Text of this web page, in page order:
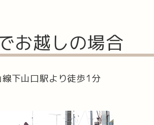
お越しの場合
下山口駅より徒歩1分